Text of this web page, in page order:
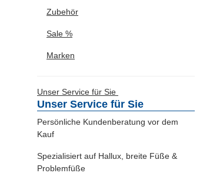
Zubehör
Sale %
Marken
Unser Service für Sie
Unser Service für Sie
Persönliche Kundenberatung vor dem
Kauf
Spezialisiert auf Hallux, breite Füße &
Problemfüße